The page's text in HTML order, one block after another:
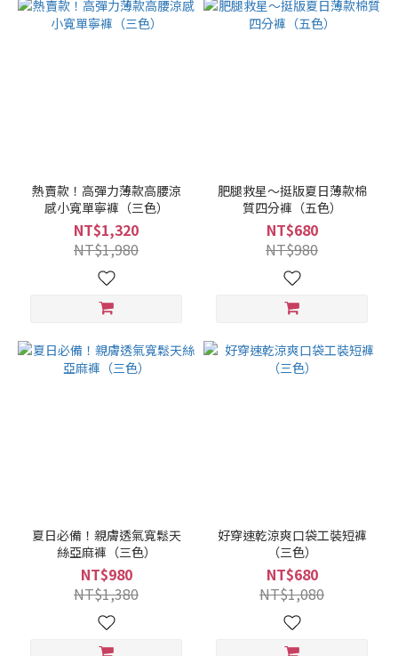
熱賣款！高彈力薄款高腰涼
感小寬單寧褲（三色）
NT$1,320
NT$1,980
肥腿救星～挺版夏日薄款棉
質四分褲（五色）
NT$680
NT$980
夏日必備！親膚透氣寬鬆天
絲亞麻褲（三色）
NT$980
NT$1,380
好穿速乾涼爽口袋工裝短褲
（三色）
NT$680
NT$1,080